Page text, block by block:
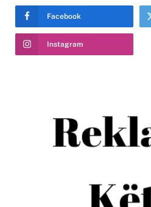
Facebook
Instagram